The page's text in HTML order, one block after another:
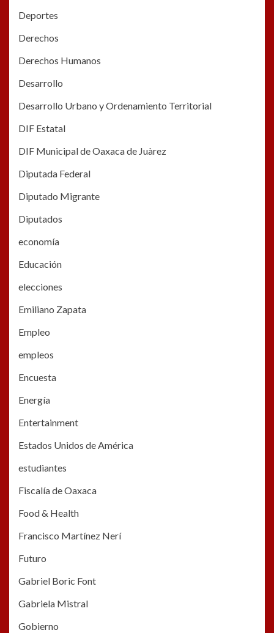
Deportes
Derechos
Derechos Humanos
Desarrollo
Desarrollo Urbano y Ordenamiento Territorial
DIF Estatal
DIF Municipal de Oaxaca de Juàrez
Diputada Federal
Diputado Migrante
Diputados
economía
Educación
elecciones
Emiliano Zapata
Empleo
empleos
Encuesta
Energía
Entertainment
Estados Unidos de América
estudiantes
Fiscalía de Oaxaca
Food & Health
Francisco Martínez Nerí
Futuro
Gabriel Boric Font
Gabriela Mistral
Gobierno